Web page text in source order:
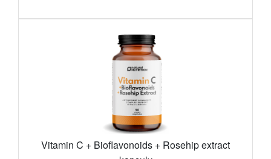
Vitamin C + Bioflavonoids + Rosehip extract